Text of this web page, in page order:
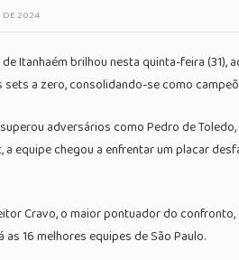
DE 2024
Itanhaém brilhou nesta quinta-feira
a zero, consolidando-se como
adversários como Pedro de
a equipe chegou a enfrentar um placar
Cravo, o maior pontuador do
16 melhores equipes de São Paulo.